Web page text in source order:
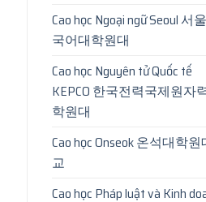
Cao học Ngoại ngữ Seoul 서
국어대학원대
Cao học Nguyên tử Quốc tế
KEPCO 한국전력국제원자
학원대
Cao học Onseok 온석대학
교
Cao học Pháp luật và Kinh